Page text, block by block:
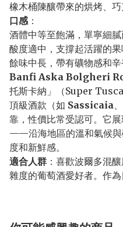
橡木桶陳釀帶來的烘烤、巧
口感：
酒體中等至飽滿，單寧細膩
酸度適中，支撐起活躍的果
餘味中長，帶有礦物感和辛
Banfi Aska Bolgheri
托斯卡納」（Super
頂級酒款（如 Sassicaia、
靠，性價比常受認可。它
——沿海地區的溫和氣候與
度和新鮮感。
適合人群 ：喜歡波爾多混
雜度的葡萄酒愛好者。作為